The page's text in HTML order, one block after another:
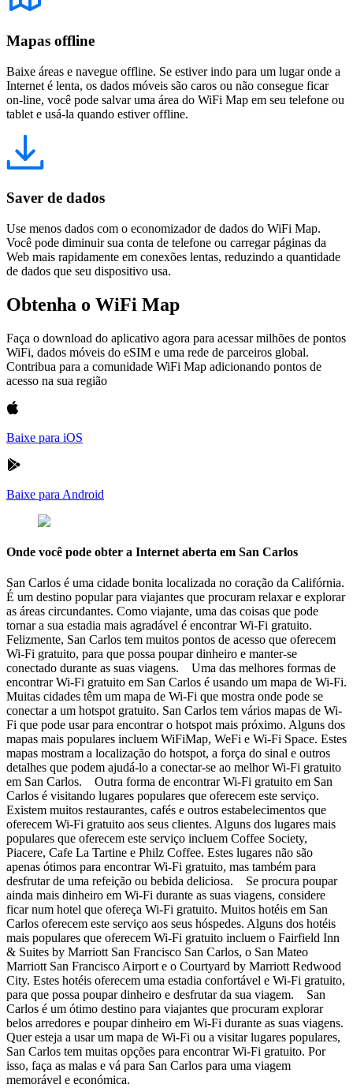
Mapas offline
Baixe áreas e navegue offline. Se estiver indo para um lugar onde a
Internet é lenta, os dados móveis são caros ou não consegue ficar
on-line, você pode salvar uma área do WiFi Map em seu telefone ou
tablet e usá-la quando estiver offline.
Saver de dados
Use menos dados com o economizador de dados do WiFi Map.
Você pode diminuir sua conta de telefone ou carregar páginas da
Web mais rapidamente em conexões lentas, reduzindo a quantidade
de dados que seu dispositivo usa.
Obtenha o WiFi Map
Faça o download do aplicativo agora para acessar milhões de pontos
WiFi, dados móveis do eSIM e uma rede de parceiros global.
Contribua para a comunidade WiFi Map adicionando pontos de
acesso na sua região
Baixe para iOS
Baixe para Android
Onde você pode obter a Internet aberta em San Carlos
San Carlos é uma cidade bonita localizada no coração da Califórnia.
É um destino popular para viajantes que procuram relaxar e explorar
as áreas circundantes. Como viajante, uma das coisas que pode
tornar a sua estadia mais agradável é encontrar Wi-Fi gratuito.
Felizmente, San Carlos tem muitos pontos de acesso que oferecem
Wi-Fi gratuito, para que possa poupar dinheiro e manter-se
conectado durante as suas viagens. Uma das melhores formas de
encontrar Wi-Fi gratuito em San Carlos é usando um mapa de Wi-Fi.
Muitas cidades têm um mapa de Wi-Fi que mostra onde pode se
conectar a um hotspot gratuito. San Carlos tem vários mapas de Wi-
Fi que pode usar para encontrar o hotspot mais próximo. Alguns dos
mapas mais populares incluem WiFiMap, WeFi e Wi-Fi Space. Estes
mapas mostram a localização do hotspot, a força do sinal e outros
detalhes que podem ajudá-lo a conectar-se ao melhor Wi-Fi gratuito
em San Carlos. Outra forma de encontrar Wi-Fi gratuito em San
Carlos é visitando lugares populares que oferecem este serviço.
Existem muitos restaurantes, cafés e outros estabelecimentos que
oferecem Wi-Fi gratuito aos seus clientes. Alguns dos lugares mais
populares que oferecem este serviço incluem Coffee Society,
Piacere, Cafe La Tartine e Philz Coffee. Estes lugares não são
apenas ótimos para encontrar Wi-Fi gratuito, mas também para
desfrutar de uma refeição ou bebida deliciosa. Se procura poupar
ainda mais dinheiro em Wi-Fi durante as suas viagens, considere
ficar num hotel que ofereça Wi-Fi gratuito. Muitos hotéis em San
Carlos oferecem este serviço aos seus hóspedes. Alguns dos hotéis
mais populares que oferecem Wi-Fi gratuito incluem o Fairfield Inn
& Suites by Marriott San Francisco San Carlos, o San Mateo
Marriott San Francisco Airport e o Courtyard by Marriott Redwood
City. Estes hotéis oferecem uma estadia confortável e Wi-Fi gratuito,
para que possa poupar dinheiro e desfrutar da sua viagem. San
Carlos é um ótimo destino para viajantes que procuram explorar
belos arredores e poupar dinheiro em Wi-Fi durante as suas viagens.
Quer esteja a usar um mapa de Wi-Fi ou a visitar lugares populares,
San Carlos tem muitas opções para encontrar Wi-Fi gratuito. Por
isso, faça as malas e vá para San Carlos para uma viagem
memorável e económica.